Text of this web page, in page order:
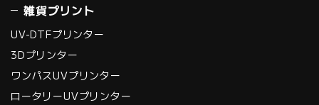
雑貨プリント
UV-DTFプリンター
3Dプリンター
ワンパスUVプリンター
ロータリーUVプリンター